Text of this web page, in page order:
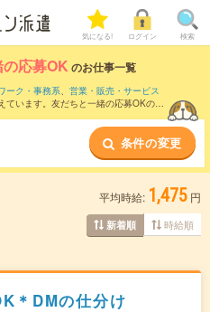
気になる! ログイン 検索
応募OK のお仕事一覧
ーク・事務系、 営業・販売・サービス
ています。友だちと一緒の応募OKの条
条件の変更
平均時給: 1,475 円
新着順 時給順
＊DMの仕分け